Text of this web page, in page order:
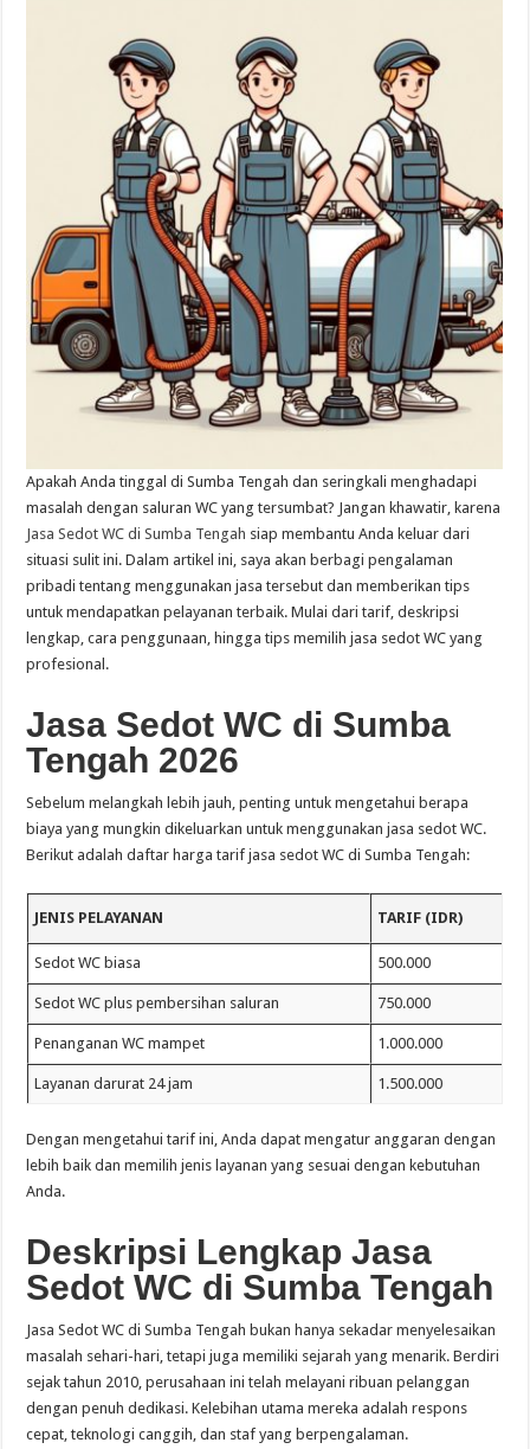
Apakah Anda tinggal di Sumba Tengah dan seringkali menghadapi
masalah dengan saluran WC yang tersumbat? Jangan khawatir, karena
Jasa Sedot WC di Sumba Tengah siap membantu Anda keluar dari
situasi sulit ini. Dalam artikel ini, saya akan berbagi pengalaman
pribadi tentang menggunakan jasa tersebut dan memberikan tips
untuk mendapatkan pelayanan terbaik. Mulai dari tarif, deskripsi
lengkap, cara penggunaan, hingga tips memilih jasa sedot WC yang
profesional.
Jasa Sedot WC di Sumba
Tengah 2026
Sebelum melangkah lebih jauh, penting untuk mengetahui berapa
biaya yang mungkin dikeluarkan untuk menggunakan jasa sedot WC.
Berikut adalah daftar harga tarif jasa sedot WC di Sumba Tengah:
JENIS PELAYANAN TARIF (IDR)
Sedot WC biasa 500.000
Sedot WC plus pembersihan saluran 750.000
Penanganan WC mampet 1.000.000
Layanan darurat 24 jam 1.500.000
Dengan mengetahui tarif ini, Anda dapat mengatur anggaran dengan
lebih baik dan memilih jenis layanan yang sesuai dengan kebutuhan
Anda.
Deskripsi Lengkap Jasa
Sedot WC di Sumba Tengah
Jasa Sedot WC di Sumba Tengah bukan hanya sekadar menyelesaikan
masalah sehari-hari, tetapi juga memiliki sejarah yang menarik. Berdiri
sejak tahun 2010, perusahaan ini telah melayani ribuan pelanggan
dengan penuh dedikasi. Kelebihan utama mereka adalah respons
cepat, teknologi canggih, dan staf yang berpengalaman.